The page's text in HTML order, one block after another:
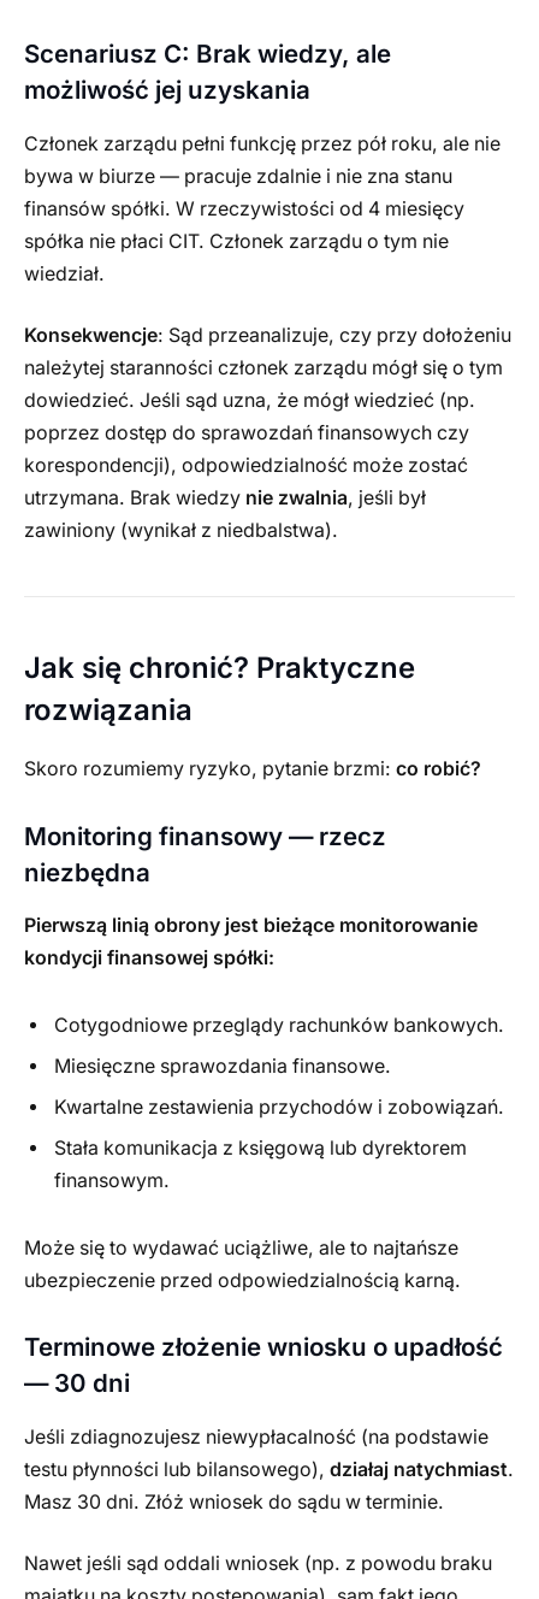
Scenariusz C: Brak wiedzy, ale
możliwość jej uzyskania
Członek zarządu pełni funkcję przez pół roku, ale nie
bywa w biurze — pracuje zdalnie i nie zna stanu
finansów spółki. W rzeczywistości od 4 miesięcy
spółka nie płaci CIT. Członek zarządu o tym nie
wiedział.
Konsekwencje: Sąd przeanalizuje, czy przy dołożeniu
należytej staranności członek zarządu mógł się o tym
dowiedzieć. Jeśli sąd uzna, że mógł wiedzieć (np.
poprzez dostęp do sprawozdań finansowych czy
korespondencji), odpowiedzialność może zostać
utrzymana. Brak wiedzy nie zwalnia, jeśli był
zawiniony (wynikał z niedbalstwa).
Jak się chronić? Praktyczne
rozwiązania
Skoro rozumiemy ryzyko, pytanie brzmi: co robić?
Monitoring finansowy — rzecz
niezbędna
Pierwszą linią obrony jest bieżące monitorowanie
kondycji finansowej spółki:
Cotygodniowe przeglądy rachunków bankowych.
Miesięczne sprawozdania finansowe.
Kwartalne zestawienia przychodów i zobowiązań.
Stała komunikacja z księgową lub dyrektorem
finansowym.
Może się to wydawać uciążliwe, ale to najtańsze
ubezpieczenie przed odpowiedzialnością karną.
Terminowe złożenie wniosku o upadłość
— 30 dni
Jeśli zdiagnozujesz niewypłacalność (na podstawie
testu płynności lub bilansowego), działaj natychmiast.
Masz 30 dni. Złóż wniosek do sądu w terminie.
Nawet jeśli sąd oddali wniosek (np. z powodu braku